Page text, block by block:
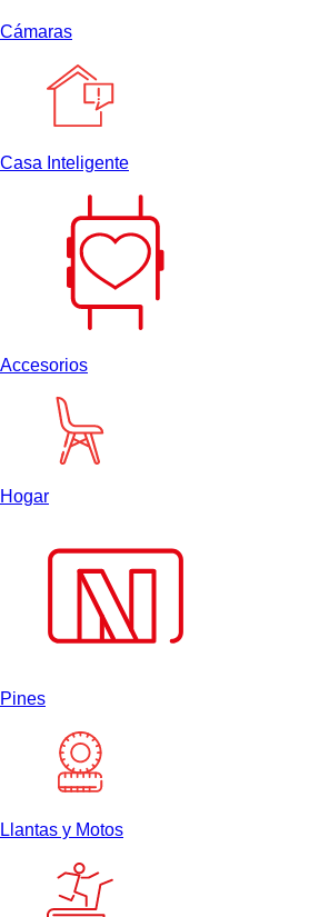
Cámaras
Casa Inteligente
Accesorios
Hogar
Pines
Llantas y Motos